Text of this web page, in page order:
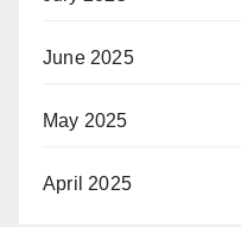
June 2025
May 2025
April 2025